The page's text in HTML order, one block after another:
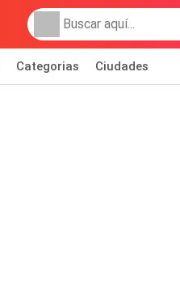
Categorias Ciudades